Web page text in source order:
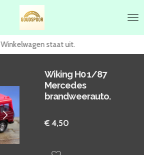
Winkelwagen staat uit.
Wiking H0 1/87
Mercedes
brandweerauto.
€ 4,50